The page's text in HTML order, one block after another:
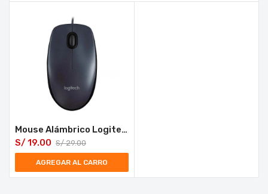
Mouse Alámbrico Logitech M90 con Sensor Óptico 1000 dpi
S/29.00
S/19.00
AGREGAR AL CARRO